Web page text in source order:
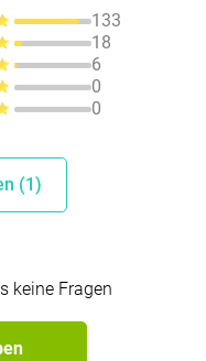
133
18
6
0
0
(1)
keine Fragen